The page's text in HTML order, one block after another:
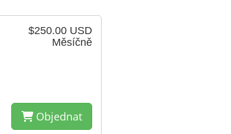
$250.00 USD
Měsíčně
Objednat